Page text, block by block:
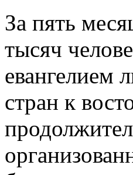
За пять
тысяч
евангелием
стран к